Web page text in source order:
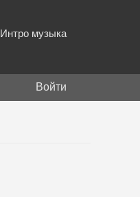
Интро музыка
Войти